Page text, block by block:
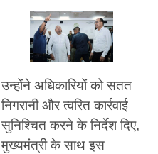
उन्होंने अधिकारियों को सतत
निगरानी और त्वरित कार्रवाई
सुनिश्चित करने के निर्देश दिए,
मुख्यमंत्री के साथ इस